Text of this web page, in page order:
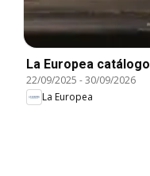
La Europea catálogo
22/09/2025 -30/09/2026
La Europea